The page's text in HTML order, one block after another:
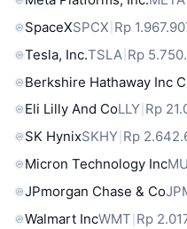
SpaceXSPCX Rp
Tesla, Inc.TSLA Rp
Berkshire Hathaway Inc
Eli Lilly And CoLLY Rp
SK HynixSKHY Rp
Micron Technology IncMU
JPmorgan Chase & Co
Walmart IncWMT Rp